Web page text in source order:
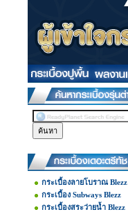
กระเบื้องลายโบราณ Blezz
กระเบื้อง Subways Blezz
กระเบื้องสระว่ายน้ำ Blezz